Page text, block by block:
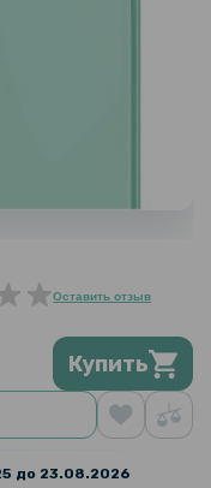
Оставить отзыв
Купить
до 23.08.2026